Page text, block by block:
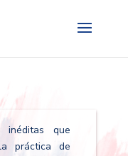
inéditas que
práctica de